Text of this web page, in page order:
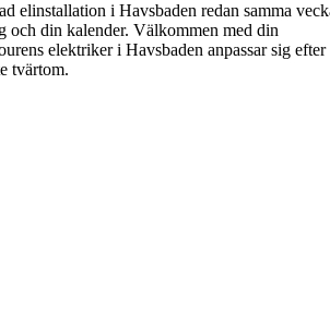
elinstallation i Havsbaden redan samma
och din kalender. Välkommen med din
elektriker i Havsbaden anpassar sig efter
tvärtom.